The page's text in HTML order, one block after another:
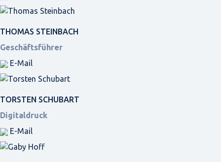
THOMAS STEINBACH
Geschäftsführer
E-Mail
TORSTEN SCHUBART
Digitaldruck
E-Mail